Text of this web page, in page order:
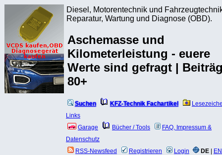
Diesel, Motorentechnik und
Reparatur, Wartung und Diagnose (OBD).
Aschemasse und
Kilometerleistung - euere
Werte sind gefragt |
80+
Suchen KFZ-Technik Fachartikel
Links
Garage
Bücher / Tools
FAQ, Impressum &
Datenschutz
RSS-Newsfeed
Registrieren Login DE EN